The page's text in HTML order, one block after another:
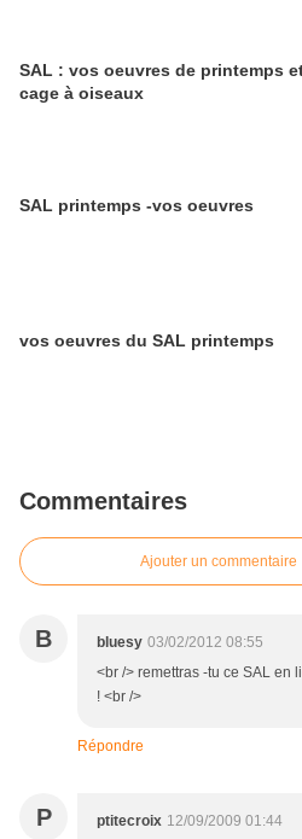
SAL : vos oeuvres de printemps
cage à oiseaux
SAL printemps -vos oeuvres
vos oeuvres du SAL printemps
Commentaires
Ajouter un commentaire
B bluesy 03/02/2012 08:55
<br /> remettras -tu ce SAL en
! <br />
Répondre
P ptitecroix 12/09/2009 01:44